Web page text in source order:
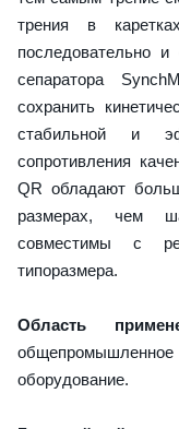
трения в
последовательно
сепаратора
сохранить
стабильной и
сопротивления
QR обладают
размерах, чем
совместимы с
типоразмера.
Область
оборудование.